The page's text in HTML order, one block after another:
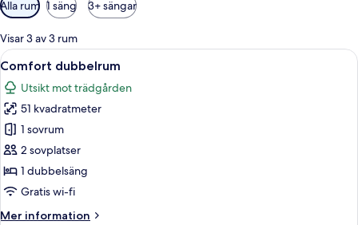
filter
för
rum
Alla rum 1 säng 3+ sängar
Visar 3 av 3 rum
Öppna
alla
foton
för
Comfort
dubbelrum
Ett hotellrum med en säng som har
5
Comfort dubbelrum
Utsikt mot trädgården
51 kvadratmeter
1 sovrum
2 sovplatser
1 dubbelsäng
Gratis wi-fi
Mer information
Mer